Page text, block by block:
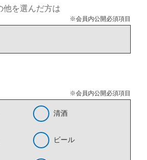
他を選んだ方は
※会員内公開必須項目
清酒
ビール
※会員内公開必須項目